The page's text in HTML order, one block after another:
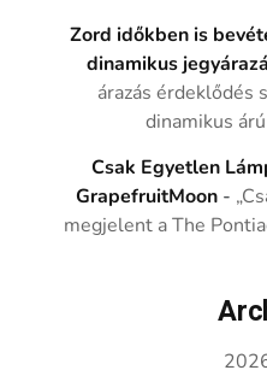
Zord időkben is
dinamikus
árazás érdeklődés
dinamikus
Csak Egyetlen
GrapefruitMoon -
megjelent a The